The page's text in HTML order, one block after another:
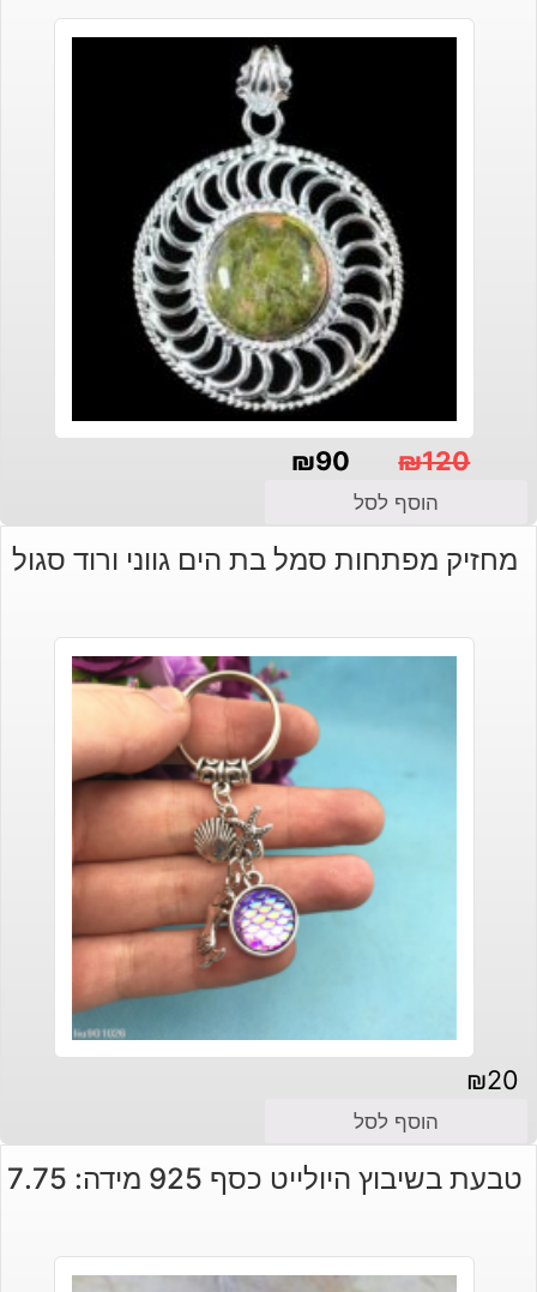
₪120
המקורי
היה:
₪90
הנוכחי
הוא:
הוסף לסל
מחזיק מפתחות סמל בת הים גווני ורוד סגול
₪20
הוסף לסל
טבעת בשיבוץ היולייט כסף 925 מידה: 7.75